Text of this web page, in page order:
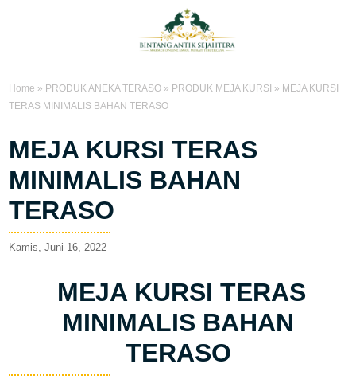
Home » PRODUK ANEKA TERASO » PRODUK MEJA KURSI » MEJA KURSI
TERAS MINIMALIS BAHAN TERASO
MEJA KURSI TERAS
MINIMALIS BAHAN
TERASO
Kamis, Juni 16, 2022
MEJA KURSI TERAS
MINIMALIS BAHAN
TERASO